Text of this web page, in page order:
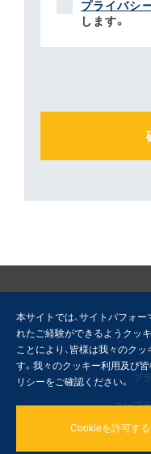
プライバシ
します。
コンプ
本サイトでは、サイトパフォ
れたご経験ができるようクッ
ことにより、皆様は我々のク
す。我々のクッキー利用及び
リシーをご確認ください。
Cookieを許可する